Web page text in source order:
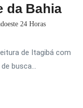
da Bahia
24 Horas
de Itagibá com
busca…